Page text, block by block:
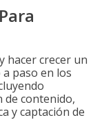
hacer crecer un
paso en los
de contenido,
y captación de